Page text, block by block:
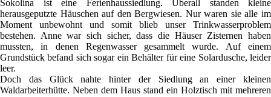
Sokolina ist eine Ferienhaussiedlung. Überall standen kleine
herausgeputzte Häuschen auf den Bergwiesen. Nur waren sie alle im
Moment unbewohnt und somit blieb unser Trinkwasserproblem
bestehen. Anne war sich sicher, dass die Häuser Zisternen haben
mussten, in denen Regenwasser gesammelt wurde. Auf einem
Grundstück befand sich sogar ein Behälter für eine Solardusche, leider
leer.
Doch das Glück nahte hinter der Siedlung an einer kleinen
Waldarbeiterhütte. Neben dem Haus stand ein Holztisch mit mehreren